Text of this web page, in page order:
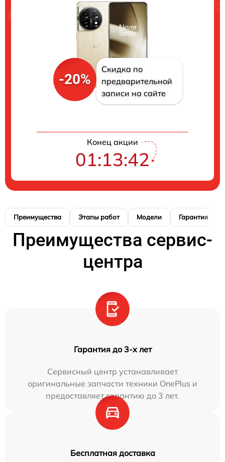
-20%
Скидка по
предварительной
записи на сайте
Конец акции
01:13:41
Преимущества Этапы работ Модели Гарантия
Преимущества сервис-
центра
Гарантия до 3-х лет
Сервисный центр устанавливает
оригинальные запчасти техники OnePlus и
предоставляет гарантию до 3 лет.
Бесплатная доставка